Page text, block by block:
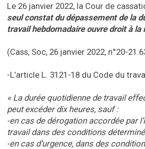
Le 26 janvier 2022, la Cour de
seul constat du dépassement de la
travail hebdomadaire ouvre droit à la
(Cass, Soc, 26 janvier 2022, n°20-
-L’article L. 3121-18 du Code du
« La durée quotidienne de travail
peut excéder dix heures, sauf :
-en cas de dérogation accordée par
travail dans des conditions
-en cas d’urgence, dans des